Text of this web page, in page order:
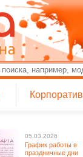
05.03.2026
График работы в
праздничные дни